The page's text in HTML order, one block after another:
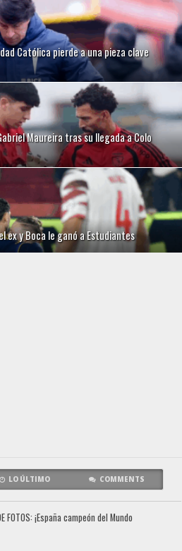
Católica pierde a una pieza clave
Maureira tras su llegada a Colo
ex y Boca le ganó a Estudiantes
LO ÚLTIMO COMMENTS
FOTOS: ¡España campeón del Mundo